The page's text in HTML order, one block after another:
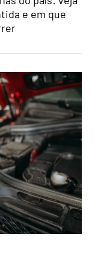
e em que